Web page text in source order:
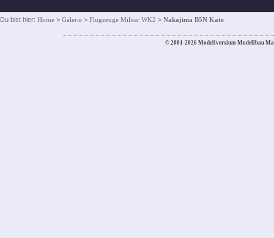
Du bist hier: Home > Galerie > Flugzeuge Militär WK2 > Nakajima B5N Kate
© 2001-2026 Modellversium Modellbau